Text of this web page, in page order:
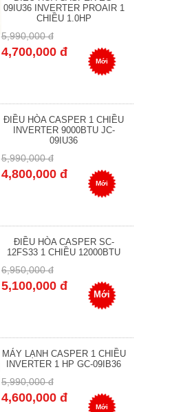
09IU36 INVERTER PROAIR 1
CHIỀU 1.0HP
5,990,000 đ
4,700,000 đ
Mới
ĐIỀU HÒA CASPER 1 CHIỀU
INVERTER 9000BTU JC-
09IU36
5,990,000 đ
4,800,000 đ
Mới
ĐIỀU HÒA CASPER SC-
12FS33 1 CHIỀU 12000BTU
6,950,000 đ
5,100,000 đ
Mới
MÁY LẠNH CASPER 1 CHIỀU
INVERTER 1 HP GC-09IB36
5,990,000 đ
4,600,000 đ
Mới